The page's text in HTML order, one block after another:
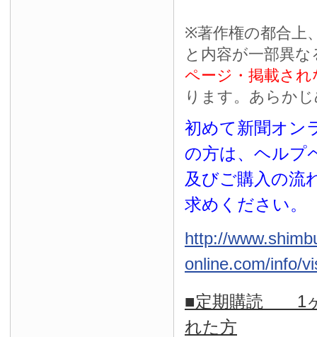
※著作権の都合上
と内容が一部異な
ページ・掲載され
ります。あらか
初めて新聞オン
の方は、ヘルプ
及びご購入の流
求めください。
http://
online.com/info/
■定期購読 1ヶ
れた方